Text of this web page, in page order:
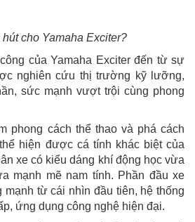
cho Yamaha Exciter?
của Yamaha Exciter đến từ sự
nghiên cứu thị trường kỹ lưỡng,
sức mạnh vượt trội cùng phong
phong cách thể thao và phá cách
hiện được cá tính khác biệt của
xe có kiểu dáng khí động học vừa
mạnh mẽ nam tính. Phần đầu xe
từ cái nhìn đầu tiên, hệ thống
ứng dụng công nghệ hiện đại.